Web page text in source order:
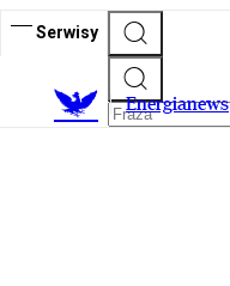
Serwisy
Energianews